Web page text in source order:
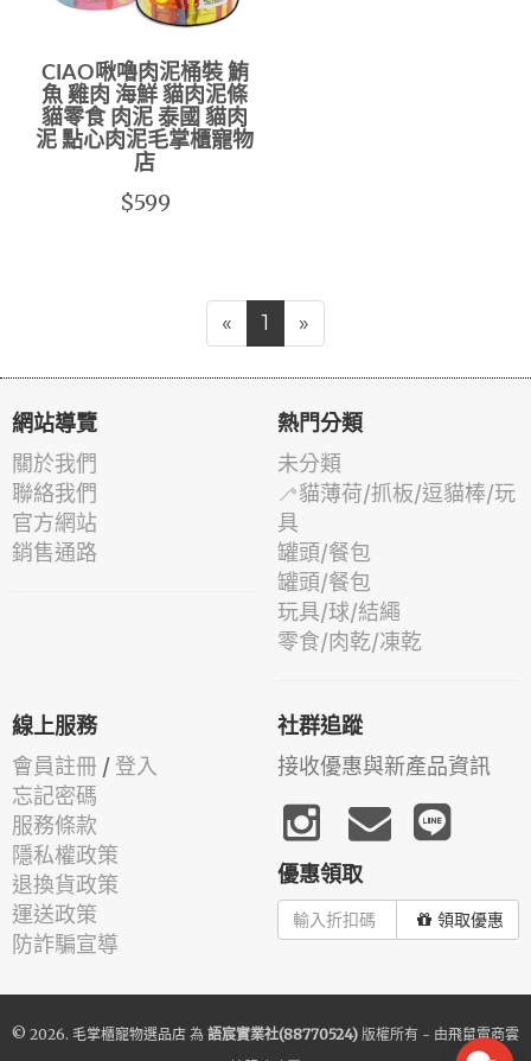
CIAO啾嚕肉泥桶裝 鮪
魚 雞肉 海鮮 貓肉泥條
貓零食 肉泥 泰國 貓肉
泥 點心肉泥毛掌櫃寵物
店
$599
« 1 »
網站導覽
關於我們
聯絡我們
官方網站
銷售通路
熱門分類
未分類
🦯貓薄荷/抓板/逗貓棒/玩
具
罐頭/餐包
罐頭/餐包
玩具/球/結繩
零食/肉乾/凍乾
線上服務
會員註冊 / 登入
忘記密碼
服務條款
隱私權政策
退換貨政策
運送政策
防詐騙宣導
社群追蹤
接收優惠與新產品資訊
優惠領取
領取優惠
© 2026. 毛掌櫃寵物選品店 為 語宸實業社(88770524) 版權所有 - 由飛鼠電商雲